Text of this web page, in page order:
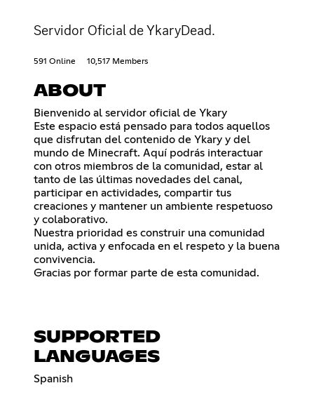
Servidor Oficial de YkaryDead.
591 Online 10,517 Members
ABOUT
Bienvenido al servidor oficial de Ykary
Este espacio está pensado para todos aquellos
que disfrutan del contenido de Ykary y del
mundo de Minecraft. Aquí podrás interactuar
con otros miembros de la comunidad, estar al
tanto de las últimas novedades del canal,
participar en actividades, compartir tus
creaciones y mantener un ambiente respetuoso
y colaborativo.
Nuestra prioridad es construir una comunidad
unida, activa y enfocada en el respeto y la buena
convivencia.
Gracias por formar parte de esta comunidad.
SUPPORTED
LANGUAGES
Spanish